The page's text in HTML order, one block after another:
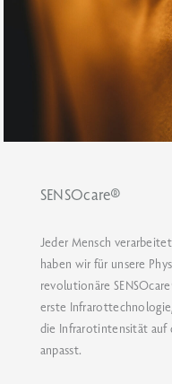
SENSOcare®
Jeder Mensch
haben wir für unsere
revolutionäre
erste
die Infrarotintensität auf
anpasst.